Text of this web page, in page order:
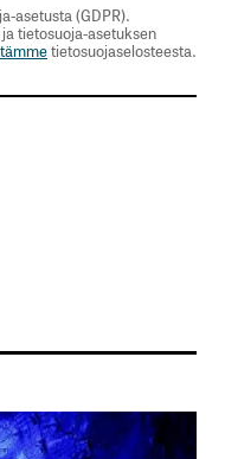
asetusta (GDPR).
tietosuoja-asetuksen
tietosuojaselosteesta.